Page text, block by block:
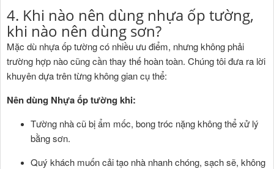
4. Khi nào nên dùng nhựa ốp tường,
khi nào nên dùng sơn?
Mặc dù nhựa ốp tường có nhiều ưu điểm, nhưng không phải
trường hợp nào cũng cần thay thế hoàn toàn. Chúng tôi đưa ra lời
khuyên dựa trên từng không gian cụ thể:
Nên dùng Nhựa ốp tường khi:
Tường nhà cũ bị ẩm mốc, bong tróc nặng không thể xử lý
bằng sơn.
Quý khách muốn cải tạo nhà nhanh chóng, sạch sẽ, không